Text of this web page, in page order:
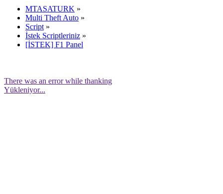
MTASATURK »
Multi Theft Auto »
Script »
İstek Scriptleriniz »
[İSTEK] F1 Panel
There was an error while thanking
Yükleniyor...